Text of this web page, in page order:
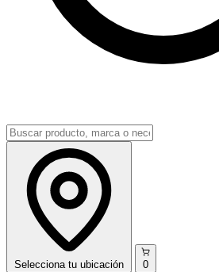
Selecciona tu ubicación 0